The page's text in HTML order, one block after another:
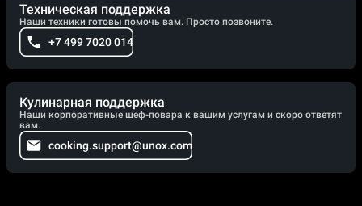
Техническая поддержка
Наши техники готовы помочь вам. Просто позвоните.
+7 499 7020 014
Кулинарная поддержка
Наши корпоративные шеф-повара к вашим услугам и скоро ответят
вам.
cooking.support@unox.com